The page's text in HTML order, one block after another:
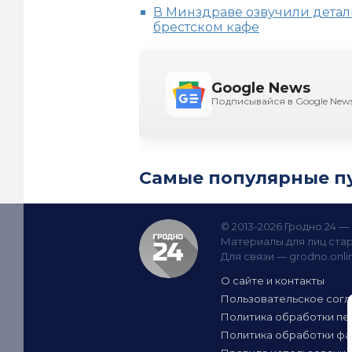
В Минздраве озвучили
брестском кафе
Google News
Подписывайся в Google
Самые популярные
© 2013-2026 Гродно 24
Материалы для лиц
Для связи —
О сайте и контакты
Пользовательское
Политика обработки
Политика обработки